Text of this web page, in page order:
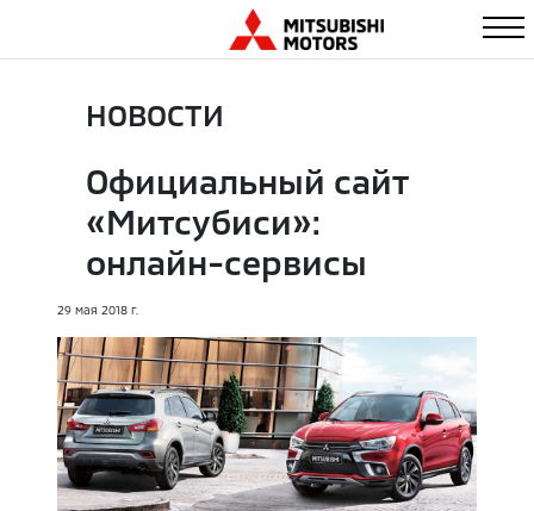
НОВОСТИ
Официальный сайт
«Митсубиси»:
онлайн-сервисы
29 мая 2018 г.